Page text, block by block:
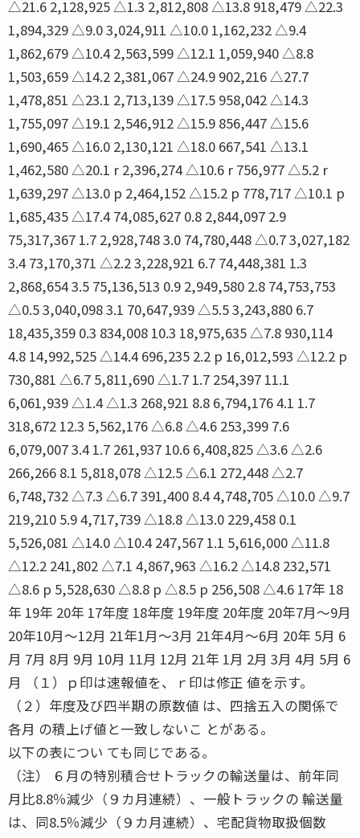
△21.6 2,128,925 △1.3 2,812,808 △13.8 918,479 △22.3
1,894,329 △9.0 3,024,911 △10.0 1,162,232 △9.4
1,862,679 △10.4 2,563,599 △12.1 1,059,940 △8.8
1,503,659 △14.2 2,381,067 △24.9 902,216 △27.7
1,478,851 △23.1 2,713,139 △17.5 958,042 △14.3
1,755,097 △19.1 2,546,912 △15.9 856,447 △15.6
1,690,465 △16.0 2,130,121 △18.0 667,541 △13.1
1,462,580 △20.1 r 2,396,274 △10.6 r 756,977 △5.2 r
1,639,297 △13.0 p 2,464,152 △15.2 p 778,717 △10.1 p
1,685,435 △17.4 74,085,627 0.8 2,844,097 2.9
75,317,367 1.7 2,928,748 3.0 74,780,448 △0.7 3,027,182
3.4 73,170,371 △2.2 3,228,921 6.7 74,448,381 1.3
2,868,654 3.5 75,136,513 0.9 2,949,580 2.8 74,753,753
△0.5 3,040,098 3.1 70,647,939 △5.5 3,243,880 6.7
18,435,359 0.3 834,008 10.3 18,975,635 △7.8 930,114
4.8 14,992,525 △14.4 696,235 2.2 p 16,012,593 △12.2 p
730,881 △6.7 5,811,690 △1.7 1.7 254,397 11.1
6,061,939 △1.4 △1.3 268,921 8.8 6,794,176 4.1 1.7
318,672 12.3 5,562,176 △6.8 △4.6 253,399 7.6
6,079,007 3.4 1.7 261,937 10.6 6,408,825 △3.6 △2.6
266,266 8.1 5,818,078 △12.5 △6.1 272,448 △2.7
6,748,732 △7.3 △6.7 391,400 8.4 4,748,705 △10.0 △9.7
219,210 5.9 4,717,739 △18.8 △13.0 229,458 0.1
5,526,081 △14.0 △10.4 247,567 1.1 5,616,000 △11.8
△12.2 241,802 △7.1 4,867,963 △16.2 △14.8 232,571
△8.6 p 5,528,630 △8.8 p △8.5 p 256,508 △4.6 17年 18
年 19年 20年 17年度 18年度 19年度 20年度 20年7月〜9月
20年10月〜12月 21年1月〜3月 21年4月〜6月 20年 5月 6
月 7月 8月 9月 10月 11月 12月 21年 1月 2月 3月 4月 5月 6
月 （１）ｐ印は速報値を、ｒ印は修正 値を示す。
（２）年度及び四半期の原数値 は、四捨五入の関係で
各月 の積上げ値と一致しないこ とがある。
以下の表につい ても同じである。
（注） ６月の特別積合せトラックの輸送量は、前年同
月比8.8％減少（９カ月連続）、一般トラックの 輸送量
は、同8.5％減少（９カ月連続）、宅配貨物取扱個数